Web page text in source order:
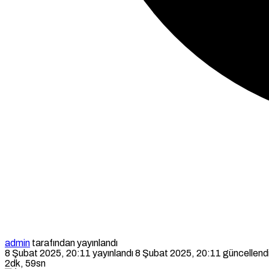
admin tarafından yayınlandı
8 Şubat 2025, 20:11 yayınlandı8 Şubat 2025, 20:11
2dk, 59sn